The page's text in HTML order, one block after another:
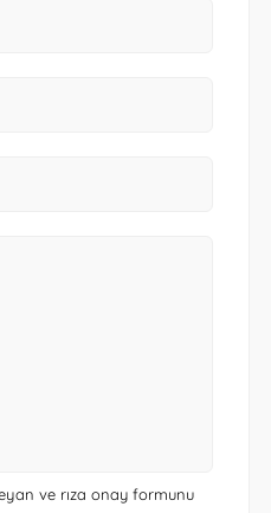
ve rıza onay formunu